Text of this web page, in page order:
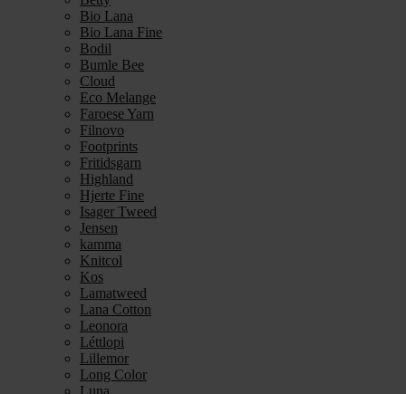
Bio Lana
Bio Lana Fine
Bodil
Bumle Bee
Cloud
Eco Melange
Faroese Yarn
Filnovo
Footprints
Fritidsgarn
Highland
Hjerte Fine
Isager Tweed
Jensen
kamma
Knitcol
Kos
Lamatweed
Lana Cotton
Leonora
Léttlopi
Lillemor
Long Color
Luna